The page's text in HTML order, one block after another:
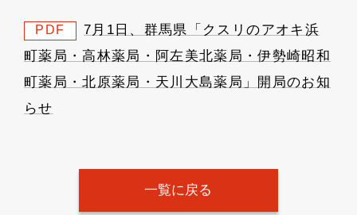
PDF
7月1日、群馬県「クスリのアオキ浜
町薬局・高林薬局・阿左美北薬局・伊勢崎昭和
町薬局・北原薬局・天川大島薬局」開局のお知
らせ
一覧に戻る